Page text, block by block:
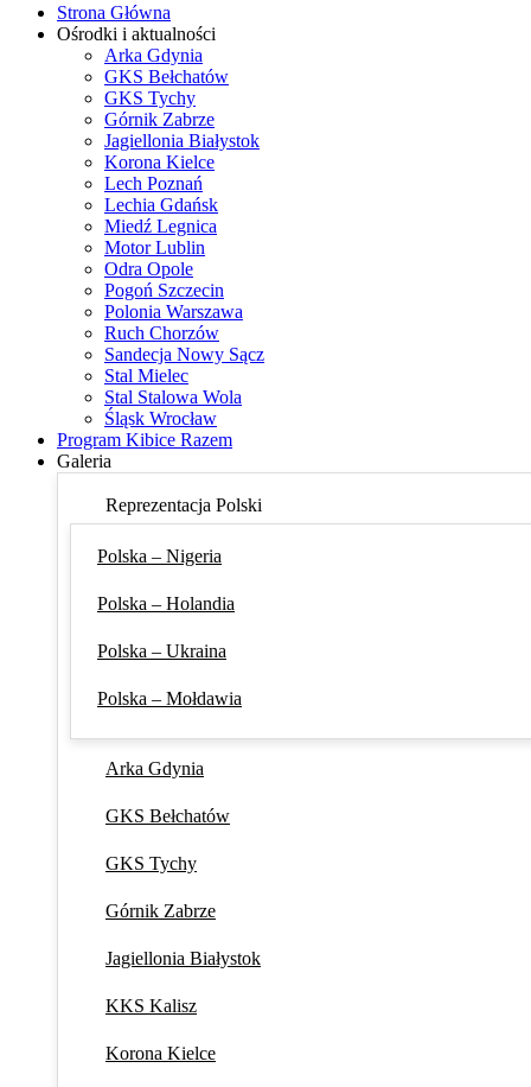
Strona Główna
Ośrodki i aktualności
Arka Gdynia
GKS Bełchatów
GKS Tychy
Górnik Zabrze
Jagiellonia Białystok
Korona Kielce
Lech Poznań
Lechia Gdańsk
Miedź Legnica
Motor Lublin
Odra Opole
Pogoń Szczecin
Polonia Warszawa
Ruch Chorzów
Sandecja Nowy Sącz
Stal Mielec
Stal Stalowa Wola
Śląsk Wrocław
Program Kibice Razem
Galeria
Reprezentacja Polski
Polska – Nigeria
Polska – Holandia
Polska – Ukraina
Polska – Mołdawia
Arka Gdynia
GKS Bełchatów
GKS Tychy
Górnik Zabrze
Jagiellonia Białystok
KKS Kalisz
Korona Kielce